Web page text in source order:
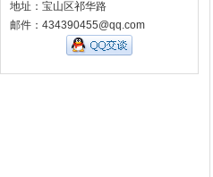
地址：宝山区祁华路
邮件：434390455@qq.com